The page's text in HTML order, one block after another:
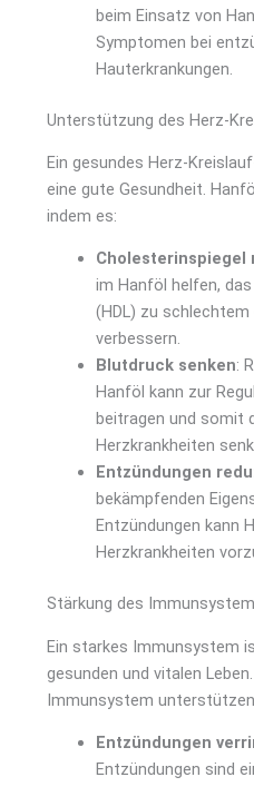
beim Einsatz von
Symptomen bei
Hauterkrankungen.
Unterstützung des Herz-
Ein gesundes Herz-
eine gute Gesundheit.
indem es:
Cholesterinspiegel
im Hanföl helfen,
(HDL) zu schlechtem
verbessern.
Blutdruck senken:
Hanföl kann zur
beitragen und somit
Herzkrankheiten
Entzündungen
bekämpfenden
Entzündungen kann
Herzkrankheiten
Stärkung des
Ein starkes Immunsystem
gesunden und vitalen
Immunsystem
Entzündungen
Entzündungen sind